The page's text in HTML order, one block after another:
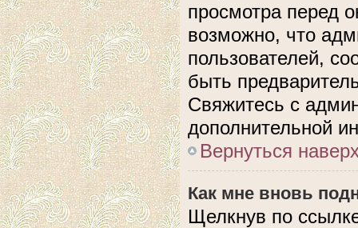
просмотра перед
возможно, что
пользователей,
быть
Свяжитесь с
дополнительной
Вернуться
Как мне вновь
Щелкнув по